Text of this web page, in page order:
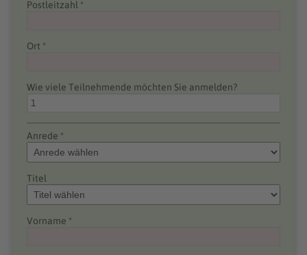
Postleitzahl *
Ort *
Wie viele Teilnehmende möchten Sie anmelden?
Anrede *
Titel
Vorname *